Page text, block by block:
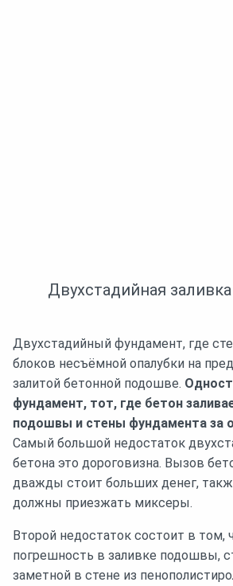
Двухстадийная
Двухстадийный фундамент, где
блоков несъёмной опалубки на
залитой бетонной подошве.
фундамент, тот, где бетон
подошвы и стены фундамента за
Самый большой недостаток
бетона это дороговизна. Вызов
дважды стоит больших денег,
должны приезжать миксеры.
Второй недостаток состоит в том,
погрешность в заливке подошвы,
заметной в стене из